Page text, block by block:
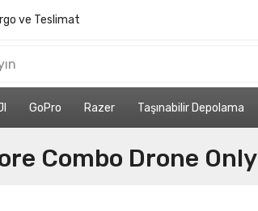
ve Teslimat
GoPro Razer Taşınabilir Depolama
Combo Drone Only